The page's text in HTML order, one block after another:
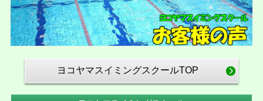
ヨコヤマスイミングスクールTOP